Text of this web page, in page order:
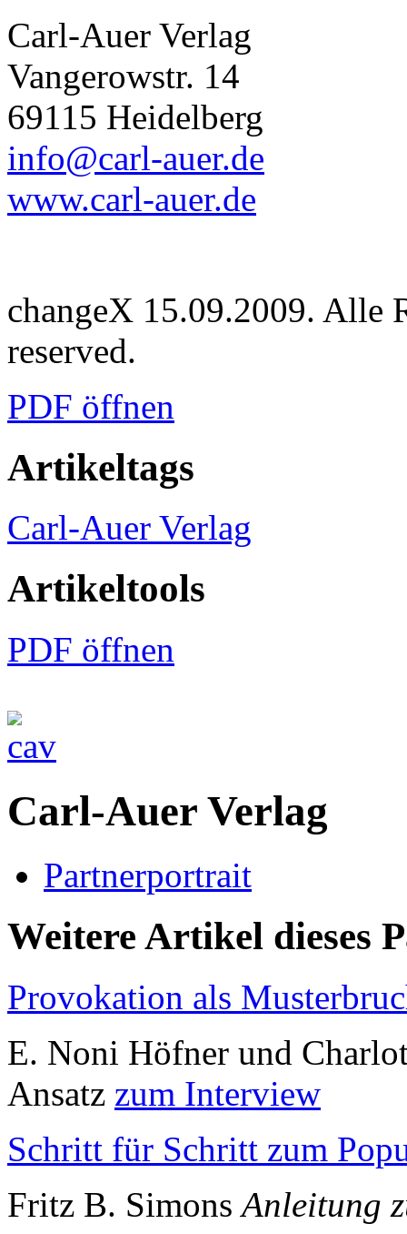
Carl-Auer Verlag
Vangerowstr. 14
69115 Heidelberg
info@carl-auer.de
www.carl-auer.de
changeX 15.09.2009. Alle
reserved.
PDF öffnen
Artikeltags
Carl-Auer Verlag
Artikeltools
PDF öffnen
Carl-Auer Verlag
Partnerportrait
Weitere Artikel dieses
Provokation als
E. Noni Höfner und
Ansatz zum Interview
Schritt für Schritt zum
Fritz B. SimonsAnleitung